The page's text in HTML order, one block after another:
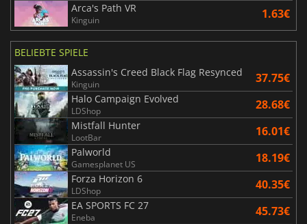
Arca's Path VR
Kinguin 1.63€
BELIEBTE SPIELE
Assassin's Creed Black Flag Resynced
Kinguin 37.75€
Halo Campaign Evolved
LDShop 28.68€
Mistfall Hunter
LootBar 16.01€
Palworld
Gamesplanet US 18.19€
Forza Horizon 6
LDShop 40.35€
EA SPORTS FC 27
Eneba 45.73€